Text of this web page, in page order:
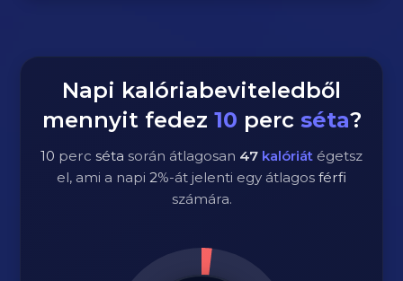
Napi kalóriabeviteledből
mennyit fedez 10 perc séta?
10 perc séta során átlagosan 47 kalóriát égetsz
el, ami a napi 2%-át jelenti egy átlagos férfi
számára.